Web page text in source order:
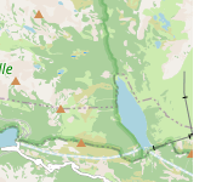
ESRI Word Imagery
Photographies aériennes